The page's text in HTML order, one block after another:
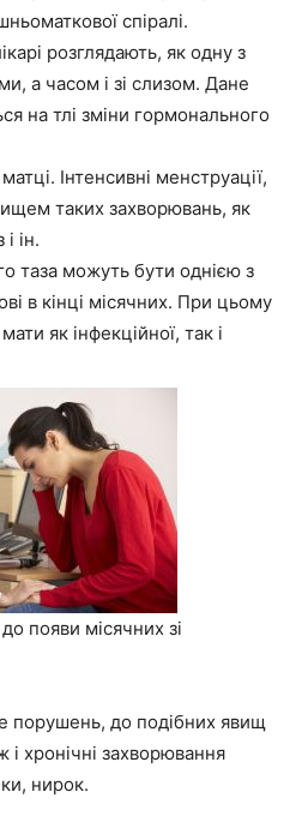
спіралі.
розглядають, як одну з
а часом і зі слизом. Дане
на тлі зміни гормонального
Інтенсивні менструації,
таких захворювань, як
ін.
таза можуть бути однією з
в кінці місячних. При цьому
як інфекційної, так і
появи місячних зі
порушень, до подібних явищ
хронічні захворювання
нирок.